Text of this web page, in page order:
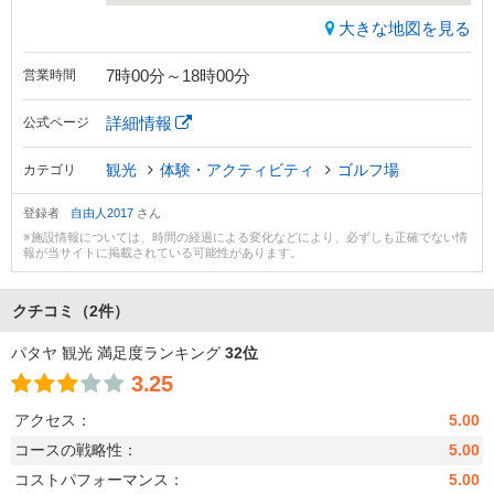
大きな地図を見る
営業時間 7時00分～18時00分
公式ページ 詳細情報
カテゴリ 観光 体験・アクティビティ ゴルフ場
登録者 自由人2017 さん
※施設情報については、時間の経過による変化などにより、必ずしも正確でない情
報が当サイトに掲載されている可能性があります。
クチコミ （2件）
パタヤ 観光 満足度ランキング 32位
3.25
アクセス：
5.00
コースの戦略性：
5.00
コストパフォーマンス：
5.00